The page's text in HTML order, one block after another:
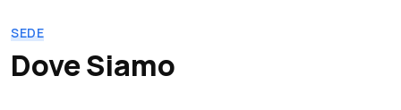
SEDE
Dove Siamo